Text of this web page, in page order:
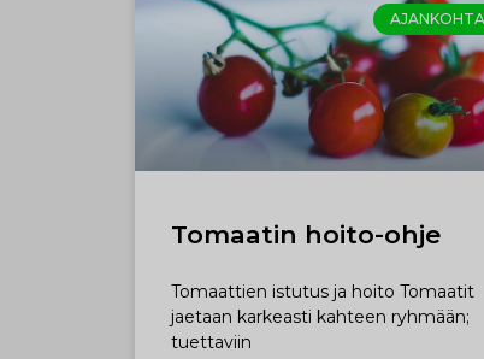
Tomaatin hoito-ohje
Tomaattien istutus ja hoito Tomaatit
jaetaan karkeasti kahteen ryhmään;
tuettaviin